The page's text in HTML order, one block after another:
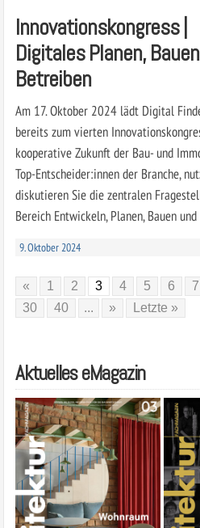
Innovationskongress |
Digitales Planen,
Betreiben
Am 17. Oktober 2024 lädt Digital
bereits zum vierten
kooperative Zukunft der Bau- und
Top-Entscheider:innen der Branche,
diskutieren Sie die zentralen
Bereich Entwickeln, Planen, Bauen
9. Oktober 2024
« 1 2 3 4 5 6 7
30
40 ... » Letzte »
Aktuelles eMagazin